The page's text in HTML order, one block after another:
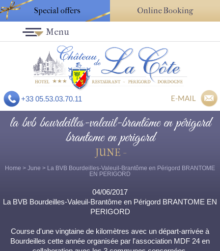
Special offers Online Booking
+33 05.53.03.70.11 E-MAIL
Menu
la bvb bourdeilles-valeuil-brantôme en périgord
brantome en perigord
JUNE -
Home > June > La BVB Bourdeilles-Valeuil-Brantôme en Périgord BRANTOME
EN PERIGORD
04/06/2017
La BVB Bourdeilles-Valeuil-Brantôme en Périgord BRANTOME EN
PERIGORD
Course d'une vingtaine de kilomètres avec un départ-arrivée à
Bourdeilles cette année organisée par l'association MDF 24 en